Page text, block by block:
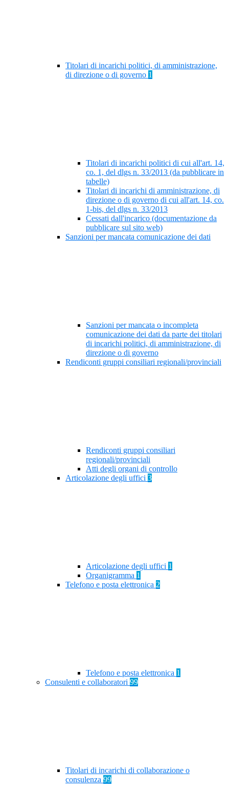
Titolari di incarichi politici, di amministrazione,
di direzione o di governo 1
Titolari di incarichi politici di cui all'art. 14,
co. 1, del dlgs n. 33/2013 (da pubblicare in
tabelle)
Titolari di incarichi di amministrazione, di
direzione o di governo di cui all'art. 14, co.
1-bis, del dlgs n. 33/2013
Cessati dall'incarico (documentazione da
pubblicare sul sito web)
Sanzioni per mancata comunicazione dei dati
Sanzioni per mancata o incompleta
comunicazione dei dati da parte dei titolari
di incarichi politici, di amministrazione, di
direzione o di governo
Rendiconti gruppi consiliari regionali/provinciali
Rendiconti gruppi consiliari
regionali/provinciali
Atti degli organi di controllo
Articolazione degli uffici 3
Articolazione degli uffici 1
Organigramma 1
Telefono e posta elettronica 2
Telefono e posta elettronica 1
Consulenti e collaboratori 99
Titolari di incarichi di collaborazione o
consulenza 99